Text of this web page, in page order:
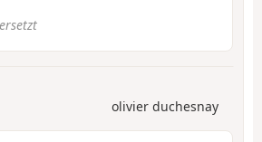
olivier duchesnay